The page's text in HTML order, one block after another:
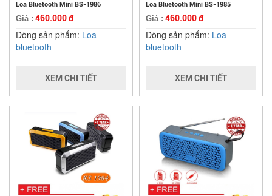
Loa Bluetooth Mini BS-1986
Giá : 460.000 đ
Dòng sản phẩm: Loa
bluetooth
XEM CHI TIẾT
Loa Bluetooth Mini BS-1985
Giá : 460.000 đ
Dòng sản phẩm: Loa
bluetooth
XEM CHI TIẾT